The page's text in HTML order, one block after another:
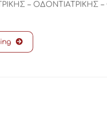
– ΟΔΟΝΤΙΑΤΡΙΚΗΣ